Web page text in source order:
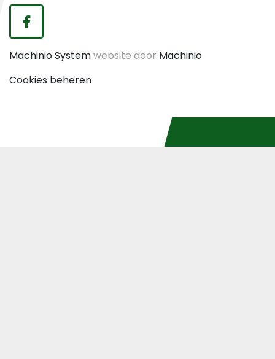
facebook
Machinio Systemwebsite door Machinio
Cookies beheren